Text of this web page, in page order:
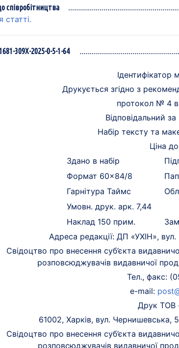
співробітництва
статті.
309X-2025-0-5-1-64
Ідентифікатор
Друкується згідно з
протокол № 4
Відповідальний
Набір тексту та
Ціна
Здано в набір
Формат 60×84/8
Гарнітура Таймс
Умовн. друк. арк. 7,44
Наклад 150 прим.
Адреса редакції: ДП «УХІН», вул.
Свідоцтво про внесення суб’єкта
розповсюджувачів видавничої
Тел., факс:
е-mail:
Друк ТОВ
61002, Харків, вул. Чернишевська,
Свідоцтво про внесення суб’єкта
розповсюджувачів видавничої